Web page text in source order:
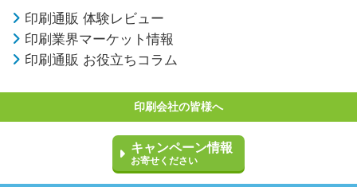
印刷通販 体験レビュー
印刷業界マーケット情報
印刷通販 お役立ちコラム
印刷会社の皆様へ
キャンペーン情報
お寄せください